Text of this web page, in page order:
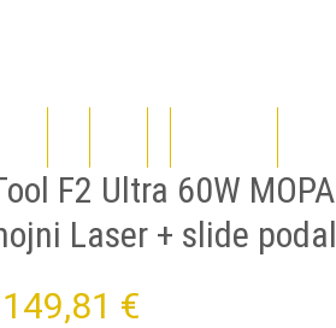
F2 Ultra 60W
Laser + slide
€